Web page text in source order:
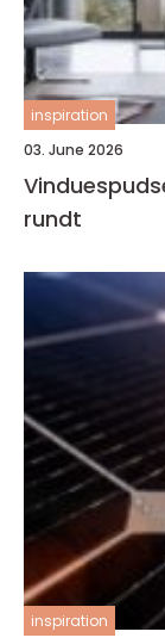
inspiration
03. June 2026
rundt
inspiration